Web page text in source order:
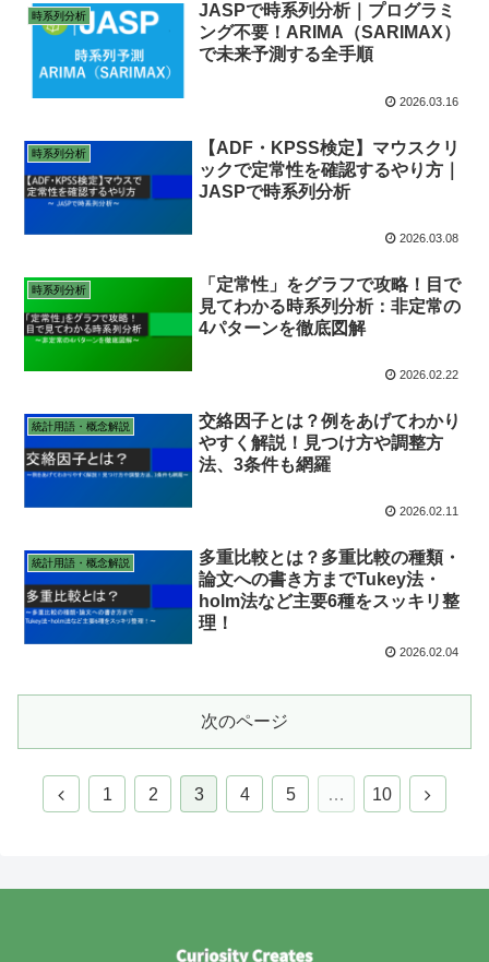
時系列分析
JASPで時系列分析｜プログラミ
ング不要！ARIMA（SARIMAX）
で未来予測する全手順
2026.03.16
時系列分析
【ADF・KPSS検定】マウスクリ
ックで定常性を確認するやり方｜
JASPで時系列分析
2026.03.08
時系列分析
「定常性」をグラフで攻略！目で
見てわかる時系列分析：非定常の
4パターンを徹底図解
2026.02.22
統計用語・概念解説
交絡因子とは？例をあげてわかり
やすく解説！見つけ方や調整方
法、3条件も網羅
2026.02.11
統計用語・概念解説
多重比較とは？多重比較の種類・
論文への書き方までTukey法・
holm法など主要6種をスッキリ整
理！
2026.02.04
次のページ
1 2 3 4 5 … 10